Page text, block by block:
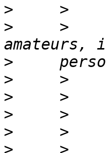
>
>
>
>
>
>
>
>
>
>